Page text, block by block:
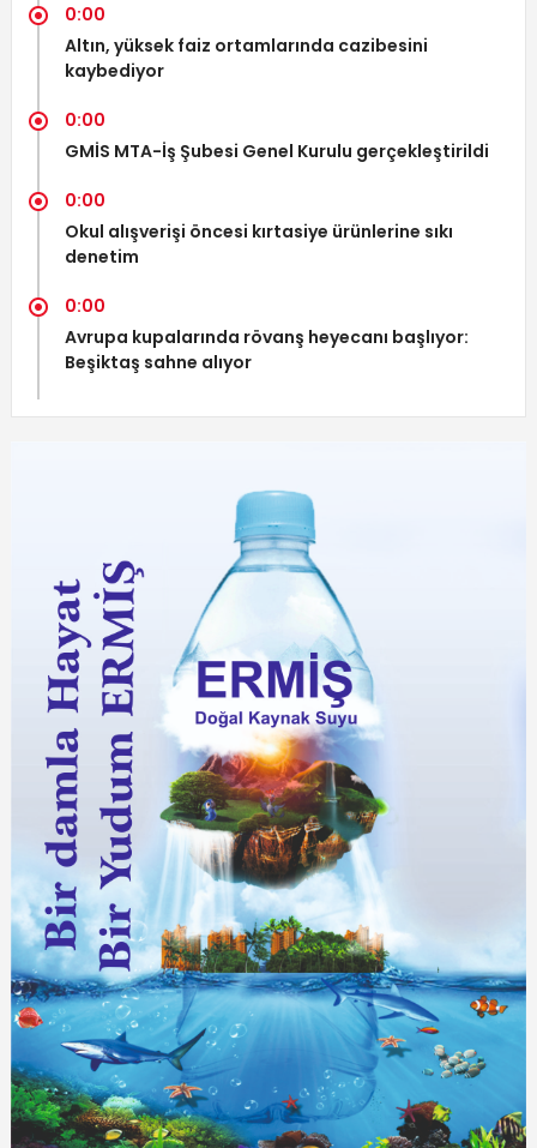
0:00
Altın, yüksek faiz ortamlarında cazibesini
kaybediyor
0:00
GMİS MTA-İş Şubesi Genel Kurulu gerçekleştirildi
0:00
Okul alışverişi öncesi kırtasiye ürünlerine sıkı
denetim
0:00
Avrupa kupalarında rövanş heyecanı başlıyor:
Beşiktaş sahne alıyor